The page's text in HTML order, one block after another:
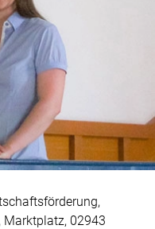
Marktplatz, 02943